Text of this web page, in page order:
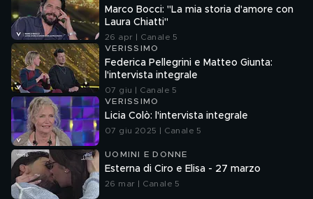
Marco Bocci: "La mia storia d'amore con
Laura Chiatti"
26 apr | Canale 5
VERISSIMO
Federica Pellegrini e Matteo Giunta:
l'intervista integrale
07 giu | Canale 5
VERISSIMO
Licia Colò: l'intervista integrale
07 giu 2025 | Canale 5
UOMINI E DONNE
Esterna di Ciro e Elisa - 27 marzo
26 mar | Canale 5